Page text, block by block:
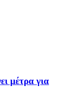
μέτρα για